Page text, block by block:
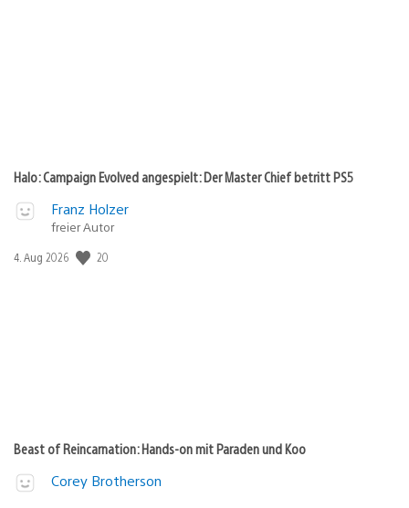
Halo: Campaign Evolved angespielt: Der Master Chief betritt PS5
Franz Holzer
freier Autor
Veröffentlichungsdatum:
4. Aug 2026 20
Beast of Reincarnation: Hands-on mit Paraden und Koo
Corey Brotherson